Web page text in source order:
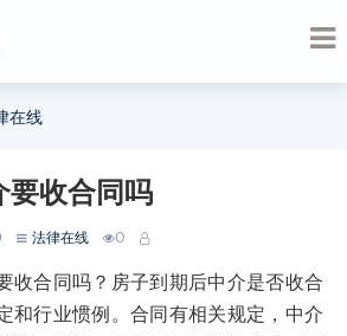
在线
要收合同吗
法律在线 0
合同吗？房子到期后中介是否收合
和行业惯例。合同有相关规定，中介